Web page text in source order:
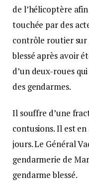
de l’hélicoptère
touchée par des
contrôle routier sur
blessé après avoir
d’un deux-roues
des gendarmes.
Il souffre d’une
contusions. Il est
jours. Le Général
gendarmerie de
gendarme blessé.